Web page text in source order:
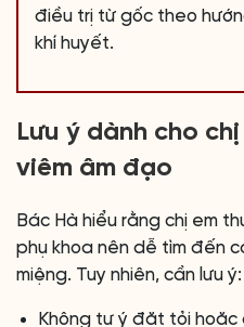
điều trị từ gốc theo
khí huyết.
Lưu ý dành cho
viêm âm đạo
Bác Hà hiểu rằng chị em
phụ khoa nên dễ tìm đến
miệng. Tuy nhiên, cần lưu ý:
Không tự ý đặt tỏi hoặc